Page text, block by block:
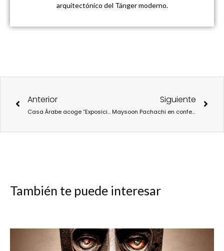
arquitectónico del Tánger moderno.
Anterior
Casa Árabe acoge “Exposición de Arte Marroquí. Córdoba, 1946”, en su sede de Córdoba
Siguiente
Maysoon Pachachi en conferencia: “Contar historias colectivas en el cine”
También te puede interesar